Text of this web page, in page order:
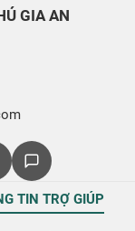
GIA AN
TIN TRỢ GIÚP